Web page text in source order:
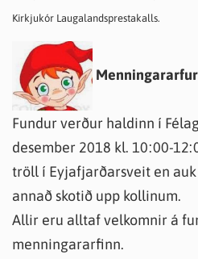
Kirkjukór Laugalandsprestakalls.
Fundur verður haldinn í
desember 2018 kl. 10:00-
tröll í Eyjafjarðarsveit en
annað skotið upp kollinum.
Allir eru alltaf velkomnir á
menningararfinn.